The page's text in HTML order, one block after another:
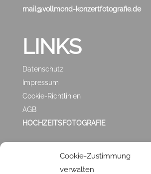
Cookie-Zustimmung
verwalten
mail@vollmond-konzertfotografie.de
LINKS
Datenschutz
Impressum
Cookie-Richtlinien
AGB
HOCHZEITSFOTOGRAFIE
ZUFRIEDEN